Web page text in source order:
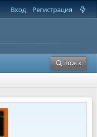
Вход Регистрация
Поиск